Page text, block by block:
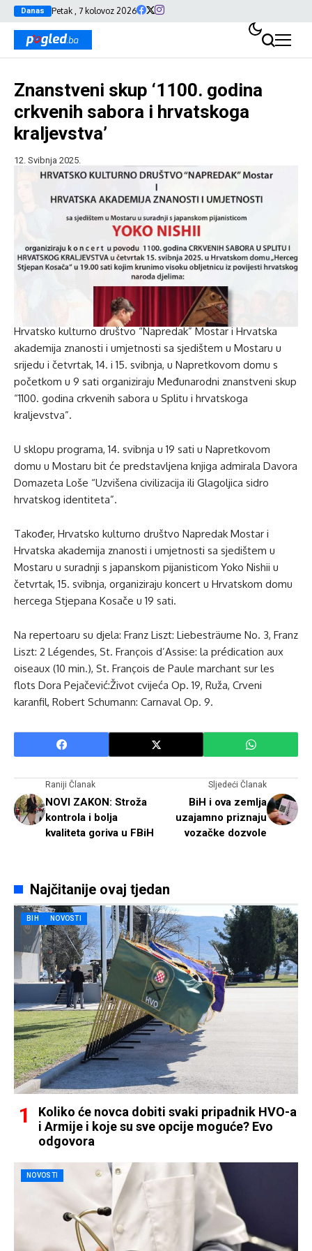
Danas Petak , 7 kolovoz 2026
Znanstveni skup ‘1100. godina
crkvenih sabora i hrvatskoga
kraljevstva’
12. Svibnja 2025.
Hrvatsko kulturno društvo “Napredak” Mostar i Hrvatska
akademija znanosti i umjetnosti sa sjedištem u Mostaru u
srijedu i četvrtak, 14. i 15. svibnja, u Napretkovom domu s
početkom u 9 sati organiziraju Međunarodni znanstveni skup
“1100. godina crkvenih sabora u Splitu i hrvatskoga
kraljevstva”.
U sklopu programa, 14. svibnja u 19 sati u Napretkovom
domu u Mostaru bit će predstavljena knjiga admirala Davora
Domazeta Loše “Uzvišena civilizacija ili Glagoljica sidro
hrvatskog identiteta”.
Također, Hrvatsko kulturno društvo Napredak Mostar i
Hrvatska akademija znanosti i umjetnosti sa sjedištem u
Mostaru u suradnji s japanskom pijanisticom Yoko Nishii u
četvrtak, 15. svibnja, organiziraju koncert u Hrvatskom domu
hercega Stjepana Kosače u 19 sati.
Na repertoaru su djela: Franz Liszt: Liebesträume No. 3, Franz
Liszt: 2 Légendes, St. François d’Assise: la prédication aux
oiseaux (10 min.), St. François de Paule marchant sur les
flots Dora Pejačević:Život cvijeća Op. 19, Ruža, Crveni
karanfil, Robert Schumann: Carnaval Op. 9.
Raniji Članak
NOVI ZAKON: Stroža
kontrola i bolja
kvaliteta goriva u FBiH
Sljedeći Članak
BiH i ova zemlja
uzajamno priznaju
vozačke dozvole
Najčitanije ovaj tjedan
BIH NOVOSTI
Koliko će novca dobiti svaki pripadnik HVO-a
i Armije i koje su sve opcije moguće? Evo
odgovora
NOVOSTI